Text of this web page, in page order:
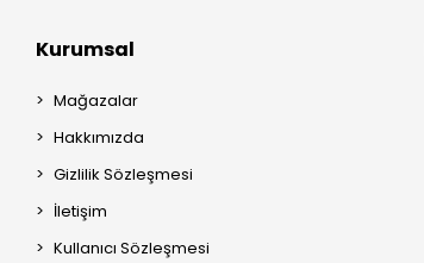
Kurumsal
Mağazalar
Hakkımızda
Gizlilik Sözleşmesi
İletişim
Kullanıcı Sözleşmesi